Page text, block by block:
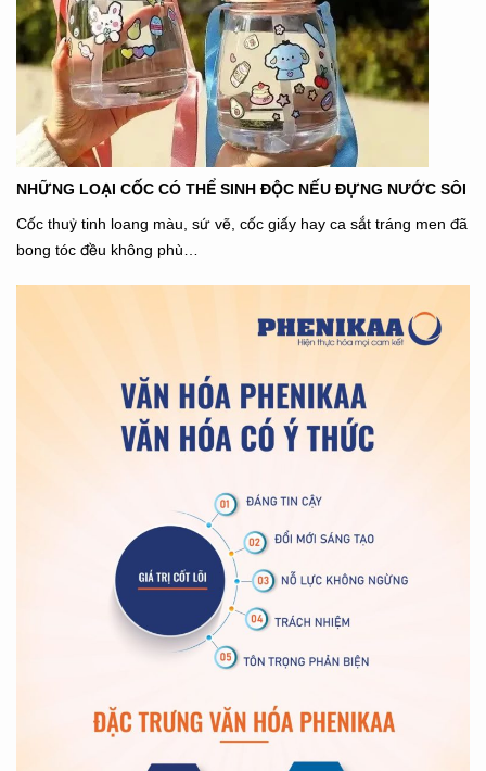
NHỮNG LOẠI CỐC CÓ THỂ SINH ĐỘC NẾU ĐỰNG NƯỚC SÔI
Cốc thuỷ tinh loang màu, sứ vẽ, cốc giấy hay ca sắt tráng men đã
bong tóc đều không phù…